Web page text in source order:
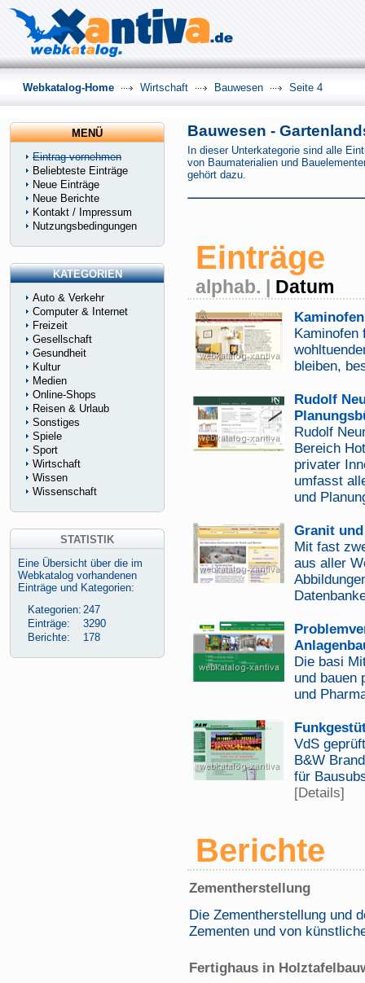
Bauwesen -
In dieser Unterkategorie sind alle
von Baumaterialien und
gehört dazu.
Einträge
alphab. | Datum
Kaminofen
Kaminofen
bleiben,
Rudolf
Rudolf
Bereich
privater
umfasst
und
Granit
Mit fast
aus aller
Die basi
und bauen
und
VdS
B&W
für
[Details]
Berichte
Zementherstellung
Die Zementherstellung und
Zementen und von
Fertighaus in
Webkatalog-Home Wirtschaft Bauwesen Seite 4
MENÜ
Eintrag vornehmen
Beliebteste Einträge
Neue Einträge
Neue Berichte
Kontakt / Impressum
Nutzungsbedingungen
KATEGORIEN
Auto & Verkehr
Computer & Internet
Freizeit
Gesellschaft
Gesundheit
Kultur
Medien
Online-Shops
Reisen & Urlaub
Sonstiges
Spiele
Sport
Wirtschaft
Wissen
Wissenschaft
STATISTIK
Eine Übersicht über die im
Webkatalog vorhandenen
Einträge und Kategorien:
Kategorien: 247
Einträge:
3290
Berichte:
178